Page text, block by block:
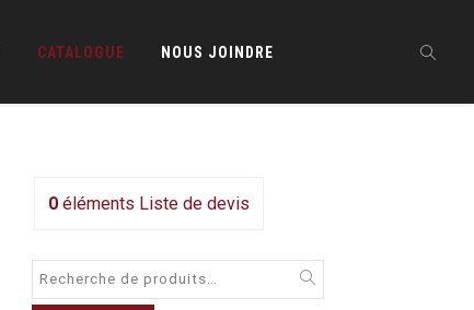
CATALOGUE NOUS JOINDRE
0éléments Liste de devis